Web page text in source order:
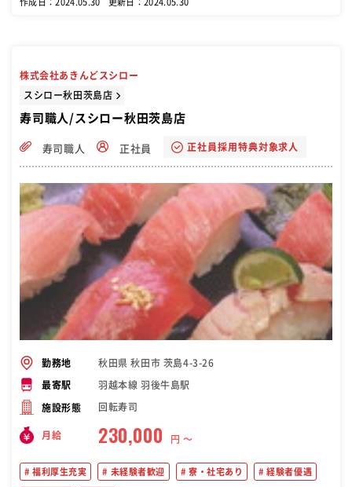
作成日：2024.05.30 更新日：2024.05.30
株式会社あきんどスシロー
スシロー秋田茨島店
寿司職人/スシロー秋田茨島店
寿司職人 正社員 正社員採用特典対象求人
勤務地 秋田県 秋田市 茨島4-3-26
最寄駅 羽越本線 羽後牛島駅
施設形態 回転寿司
月給 230,000 円 〜
福利厚生充実 未経験者歓迎 寮・社宅あり 経験者優遇